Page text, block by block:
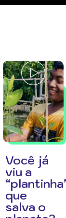
Você já
viu a
que
salva o